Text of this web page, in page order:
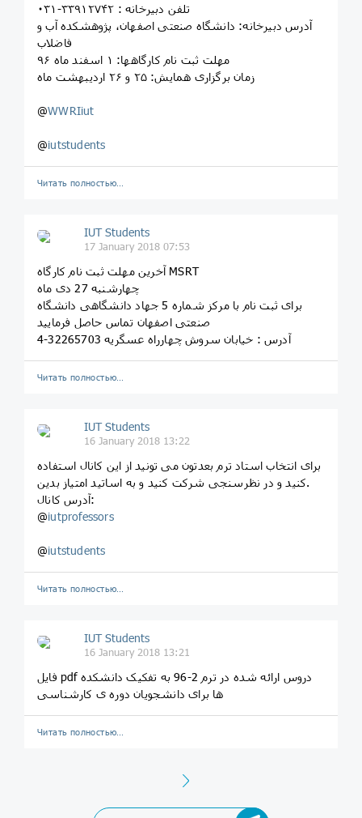
تلفن دبیرخانه : ۳۳۹۱۲۷۴۲-۰۳۱
آدرس دبیرخانه: دانشگاه صنعتی اصفهان، پژوهشکده آب و
فاضلاب
مهلت ثبت نام کارگاهها: ۱ اسفند ماه ۹۶
زمان برگزاری همایش: ۲۵ و ۲۶ اردیبهشت ماه
@WWRIiut
@iutstudents
Читать полностью…
IUT Students
17 January 2018 07:53
آخرین مهلت ثبت نام کارگاه MSRT
چهارشنبه 27 دی ماه
برای ثبت نام با مرکز شماره 5 جهاد دانشگاهی دانشگاه
صنعتی اصفهان تماس حاصل فرمایید
آدرس : خیابان سروش چهارراه عسگریه 32265703-4
Читать полностью…
IUT Students
16 January 2018 13:22
برای انتخاب استاد ترم بعدتون می تونید از این کانال استفاده
کنید و در نظرسنجی شرکت کنید و به اساتید امتیاز بدین.
آدرس کانال:
@iutprofessors
@iutstudents
Читать полностью…
IUT Students
16 January 2018 13:21
فایل pdf دروس ارائه شده در ترم 2-96 به تفکیک دانشکده
ها برای دانشجویان دوره ی کارشناسی
Читать полностью…
Next